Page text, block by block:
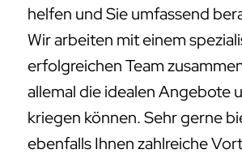
helfen und Sie umfassend
Wir arbeiten mit einem
erfolgreichen Team
allemal die idealen Angebote
kriegen können. Sehr gerne
ebenfalls Ihnen zahlreiche